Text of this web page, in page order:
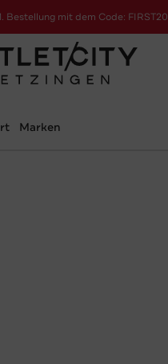
Bestellung mit dem Code: FIRST20
Marken